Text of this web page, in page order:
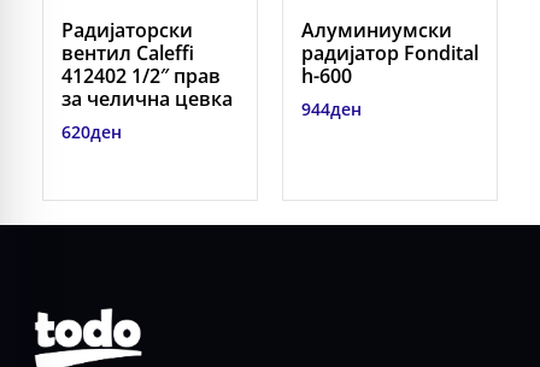
Радијаторски
вентил Caleffi
412402 1/2″ прав
за челична цевка
620ден
Алуминиумски
радиjатор Fondital
h-600
944ден